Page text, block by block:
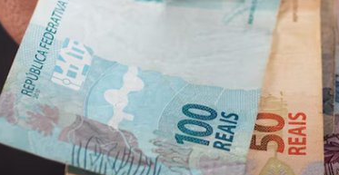
sem
promessas
falsas.